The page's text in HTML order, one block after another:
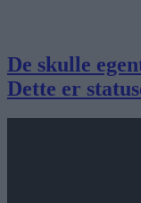
De skulle
Dette er